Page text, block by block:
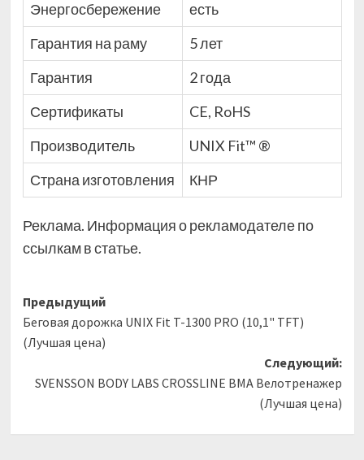
Энергосбережение
есть
Гарантия на раму
5 лет
Гарантия
2 года
Сертификаты
CE, RoHS
Производитель
UNIX Fit™ ®
Страна изготовления
КНР
Реклама. Информация о рекламодателе по
ссылкам в статье.
Навигация
записи
Предыдущий
Беговая дорожка UNIX Fit T-1300 PRO (10,1" TFT)
(Лучшая цена)
Следующий:
SVENSSON BODY LABS CROSSLINE BMA Велотренажер
(Лучшая цена)